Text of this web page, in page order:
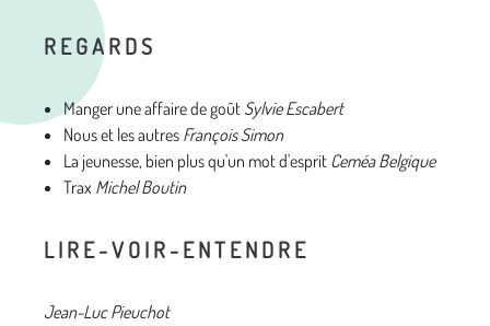
R E G A R D S
Manger une affaire de goût Sylvie Escabert
Nous et les autres François Simon
La jeunesse, bien plus qu'un mot d'esprit Ceméa Belgique
Trax Michel Boutin
L I R E - V O I R - E N T E N D R E
Jean-Luc Pieuchot